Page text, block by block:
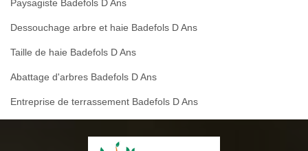
Paysagiste Badefols D Ans
Dessouchage arbre et haie Badefols D Ans
Taille de haie Badefols D Ans
Abattage d'arbres Badefols D Ans
Entreprise de terrassement Badefols D Ans